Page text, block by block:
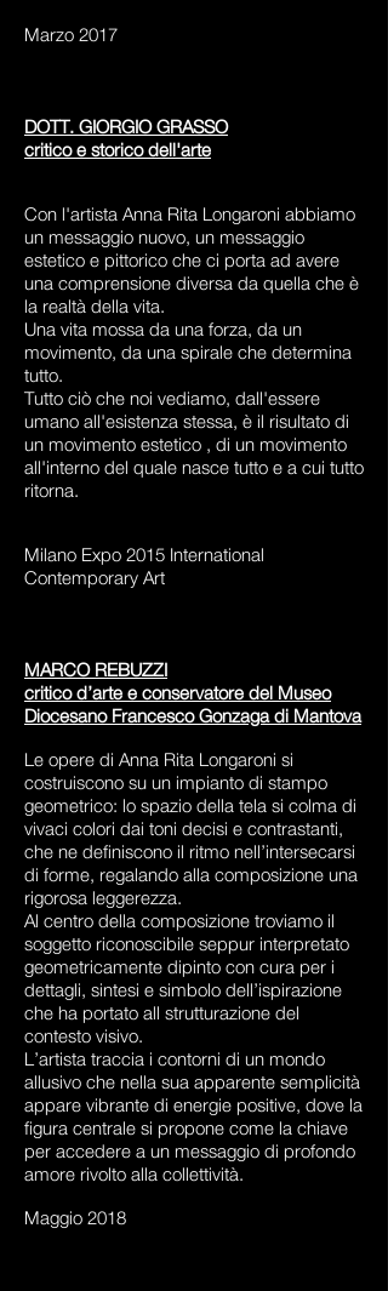
Marzo 2017
DOTT. GIORGIO GRASSO
critico e storico dell'arte
Con l'artista Anna Rita Longaroni abbiamo
un messaggio nuovo, un messaggio
estetico e pittorico che ci porta ad avere
una comprensione diversa da quella che è
la realtà della vita.
Una vita mossa da una forza, da un
movimento, da una spirale che determina
tutto.
Tutto ciò che noi vediamo, dall'essere
umano all'esistenza stessa, è il risultato di
un movimento estetico , di un movimento
all'interno del quale nasce tutto e a cui tutto
ritorna.
Milano Expo 2015 International
Contemporary Art
MARCO REBUZZI
critico d’arte e conservatore del Museo
Diocesano Francesco Gonzaga di Mantova
Le opere di Anna Rita Longaroni si
costruiscono su un impianto di stampo
geometrico: lo spazio della tela si colma di
vivaci colori dai toni decisi e contrastanti,
che ne definiscono il ritmo nell’intersecarsi
di forme, regalando alla composizione una
rigorosa leggerezza.
Al centro della composizione troviamo il
soggetto riconoscibile seppur interpretato
geometricamente dipinto con cura per i
dettagli, sintesi e simbolo dell’ispirazione
che ha portato all strutturazione del
contesto visivo.
L’artista traccia i contorni di un mondo
allusivo che nella sua apparente semplicità
appare vibrante di energie positive, dove la
figura centrale si propone come la chiave
per accedere a un messaggio di profondo
amore rivolto alla collettività.
Maggio 2018